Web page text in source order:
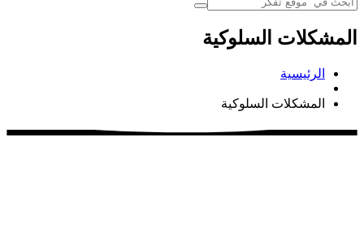
المشكلات السلوكية
الرئيسية
المشكلات السلوكية